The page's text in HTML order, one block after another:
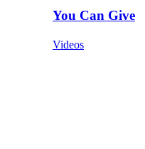
You Can Give
Videos